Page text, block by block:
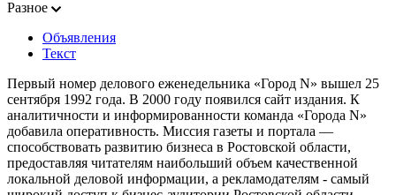
Разное
Объявления
Текст
Первый номер делового еженедельника «Город N» вышел 25
сентября 1992 года. В 2000 году появился сайт издания. К
аналитичности и информированности команда «Города N»
добавила оперативность. Миссия газеты и портала —
способствовать развитию бизнеса в Ростовской области,
предоставляя читателям наибольший объем качественной
локальной деловой информации, а рекламодателям - самый